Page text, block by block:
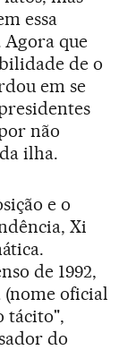
essa
Agora que
de o
em se
não
ilha.
e o
Xi
de 1992,
(nome oficial
tácito",
do